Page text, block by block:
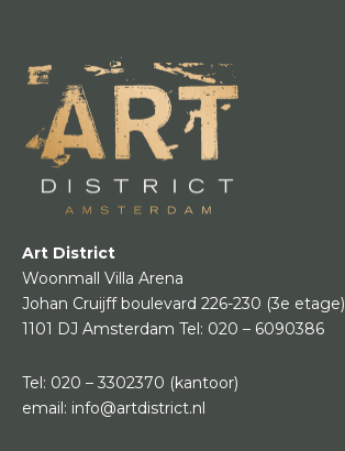
Art District
Woonmall Villa Arena
Johan Cruijff boulevard 226-230 (3e etage)
1101 DJ Amsterdam Tel: 020 – 6090386
Tel: 020 – 3302370 (kantoor)
email: info@artdistrict.nl